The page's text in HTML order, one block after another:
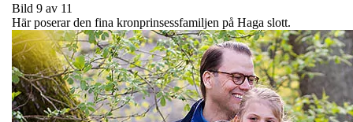
Bild 9 av 11
Här poserar den fina kronprinsessfamiljen på Haga slott.